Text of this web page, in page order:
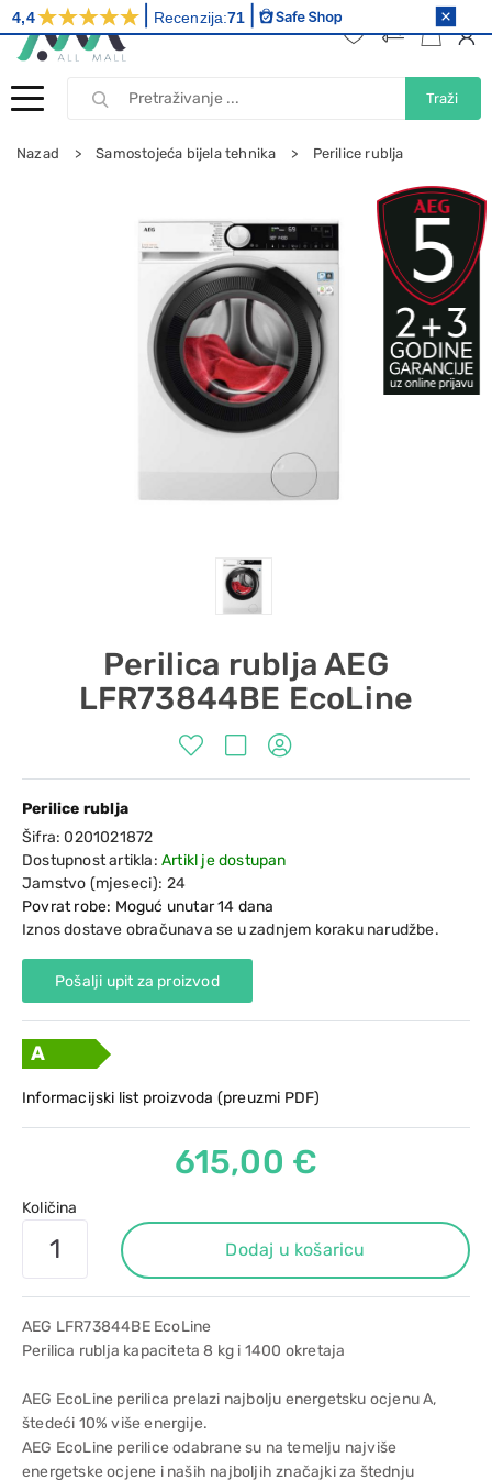
Traži
Nazad Samostojeća bijela tehnika Perilice rublja
Perilica rublja AEG
LFR73844BE EcoLine
Perilice rublja
Šifra:0201021872
Dostupnost artikla: Artikl je dostupan
Jamstvo (mjeseci): 24
Povrat robe: Moguć unutar 14 dana
Iznos dostave obračunava se u zadnjem koraku narudžbe.
Pošalji upit za proizvod
A
Informacijski list proizvoda (preuzmi PDF)
615,00 €
Količina
Dodaj u košaricu
AEG LFR73844BE EcoLine
Perilica rublja kapaciteta 8 kg i 1400 okretaja
AEG EcoLine perilica prelazi najbolju energetsku ocjenu A,
štedeći 10% više energije.
AEG EcoLine perilice odabrane su na temelju najviše
energetske ocjene i naših najboljih značajki za štednju
4,4 Recenzija:71